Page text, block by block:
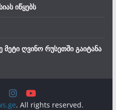
იწყებს
ღვინო რუსეთში გაიტანა
. All rights reserved.